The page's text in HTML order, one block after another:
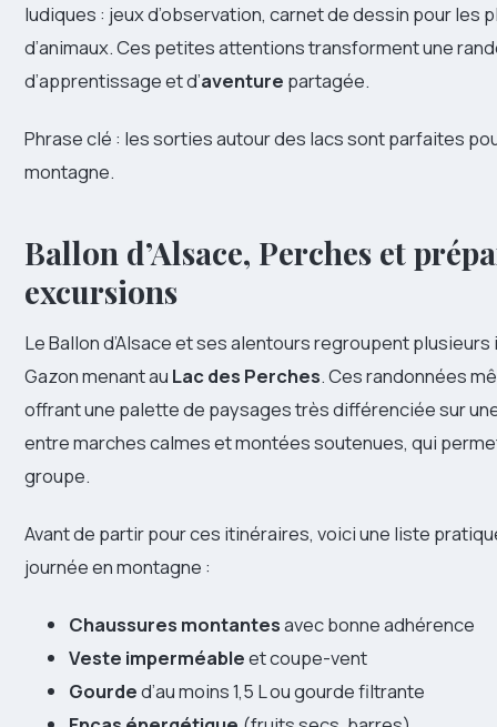
ludiques : jeux d’observation, carnet de dessin pour les
d’animaux. Ces petites attentions transforment une
d’apprentissage et d’aventure partagée.
Phrase clé : les sorties autour des lacs sont parfaites
montagne.
Ballon d’Alsace, Perches et
excursions
Le Ballon d’Alsace et ses alentours regroupent
Gazon menant au Lac des Perches. Ces randonnées
offrant une palette de paysages très différenciée sur
entre marches calmes et montées soutenues, qui
groupe.
Avant de partir pour ces itinéraires, voici une liste
journée en montagne :
Chaussures montantesavec bonne adhérence
Veste imperméableet coupe-vent
Gourded’au moins 1,5 L ou gourde filtrante